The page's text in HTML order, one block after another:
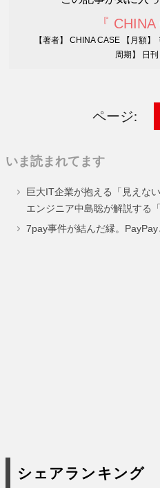
『 CHINA
【著者】 CHINA CASE 【月額
周期】 日
ページ:
いま読まれてます
巨大IT企業が抱える「見えな
エンジニア中島聡が解説する
7pay事件が結んだ縁。
シェアランキング